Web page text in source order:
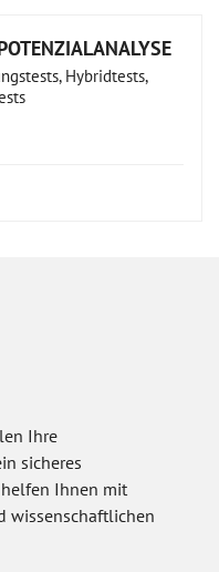
Hybridtests,
Ihre
sicheres
helfen Ihnen mit
wissenschaftlichen